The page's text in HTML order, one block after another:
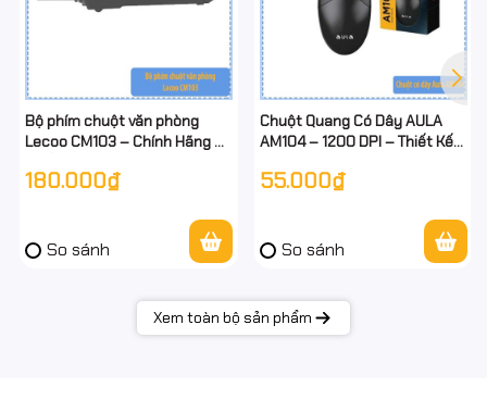
Bộ phím chuột văn phòng
Lecoo CM103 – Chính Hãng –
Cắm Là Dùng – Có dây - Full
180.000₫
So sánh
Chuột Quang Có Dây AULA
AM104 – 1200 DPI – Thiết Kế
Full VAT
55.000₫
So sánh
Xem toàn bộ sản phẩm